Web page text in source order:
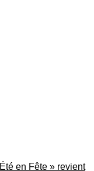
en Fête » revient